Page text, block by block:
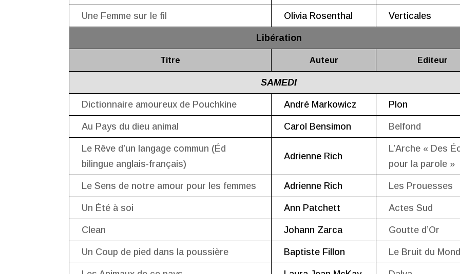
Une Femme sur le fil Olivia Rosenthal Verticales
Libération
Titre Auteur Editeur
SAMEDI
Dictionnaire amoureux de Pouchkine André Markowicz Plon
Au Pays du dieu animal Carol Bensimon Belfond
Le Rêve d’un langage commun (Éd
bilingue anglais-français)
Adrienne Rich
L’Arche « Des
pour la parole »
Le Sens de notre amour pour les femmes Adrienne Rich Les Prouesses
Un Été à soi Ann Patchett Actes Sud
Clean Johann Zarca Goutte d’Or
Un Coup de pied dans la poussière Baptiste Fillon Le Bruit du